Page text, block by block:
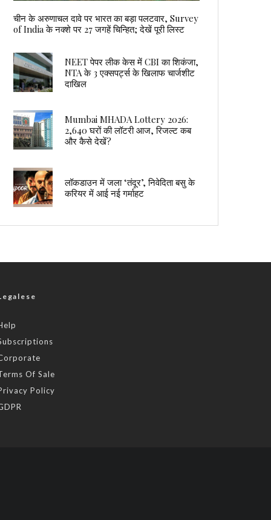
चीन के अरुणाचल दावे पर भारत का बड़ा पलटवार, Survey
of India के नक्शे पर 27 जगहें चिन्हित; देखें पूरी लिस्ट
NEET पेपर लीक केस में CBI का शिकंजा,
NTA के 3 एक्सपर्ट्स के खिलाफ चार्जशीट
दाखिल
Mumbai MHADA Lottery 2026:
2,640 घरों की लॉटरी आज, रिजल्ट कब
और कैसे देखें?
लॉकडाउन में जला ‘तंदूर’, निवेदिता बसु के
करियर में आई नई गर्माहट
Of Sale
Policy